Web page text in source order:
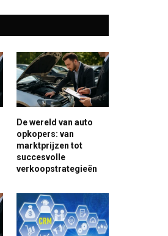
De wereld van auto
opkopers: van
marktprijzen tot
succesvolle
verkoopstrategieën